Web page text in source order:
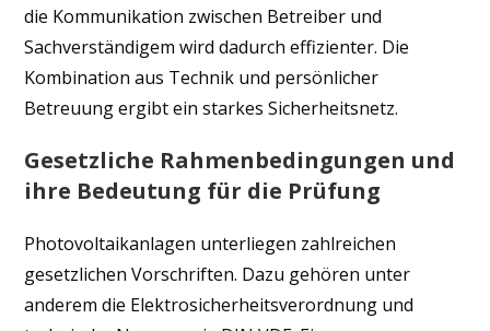
die Kommunikation zwischen Betreiber und
Sachverständigem wird dadurch effizienter. Die
Kombination aus Technik und persönlicher
Betreuung ergibt ein starkes Sicherheitsnetz.
Gesetzliche Rahmenbedingungen und
ihre Bedeutung für die Prüfung
Photovoltaikanlagen unterliegen zahlreichen
gesetzlichen Vorschriften. Dazu gehören unter
anderem die Elektrosicherheitsverordnung und